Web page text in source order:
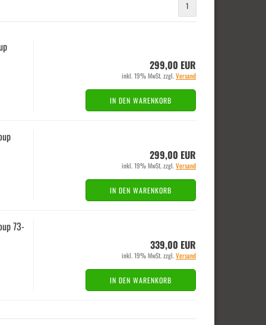
1
299,00 EUR
inkl. 19% MwSt. zzgl.Versand
IN DEN WARENKORB
299,00 EUR
inkl. 19% MwSt. zzgl.Versand
IN DEN WARENKORB
73-​
339,00 EUR
inkl. 19% MwSt. zzgl.Versand
IN DEN WARENKORB